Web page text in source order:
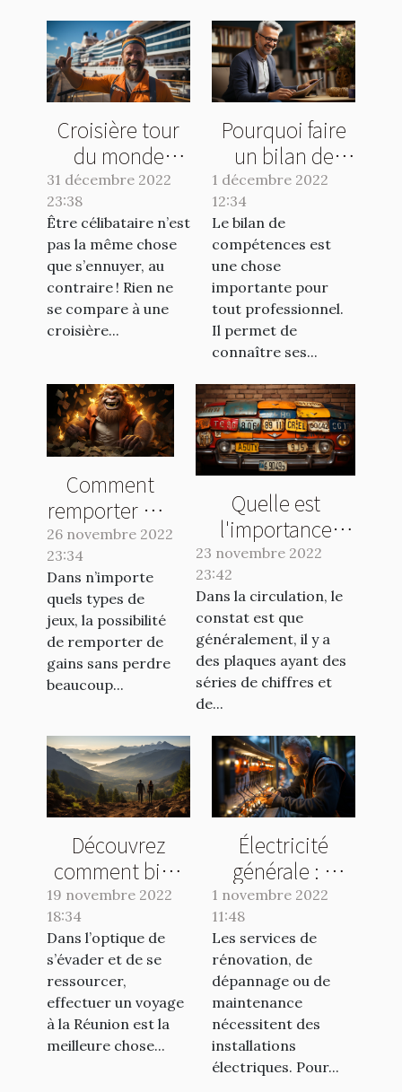
Croisière tour
du monde
célibataire :
pourquoi une
croisière solo ?
31 décembre 2022
23:38
Être célibataire n’est
pas la même chose
que s’ennuyer, au
contraire ! Rien ne
se compare à une
croisière...
Pourquoi faire
un bilan de
compétences ?
1 décembre 2022
12:34
Le bilan de
compétences est
une chose
importante pour
tout professionnel.
Il permet de
connaître ses...
Comment
remporter des
gains en
jouant au
Crash Casino
?
26 novembre 2022
23:34
Dans n’importe
quels types de
jeux, la possibilité
de remporter de
gains sans perdre
beaucoup...
Quelle est
l'importance
d'une plaque
d'immatriculation
?
23 novembre 2022
23:42
Dans la circulation, le
constat est que
généralement, il y a
des plaques ayant des
séries de chiffres et
de...
Découvrez
comment bien
organiser vos
voyages à la
Réunion
19 novembre 2022
18:34
Dans l’optique de
s’évader et de se
ressourcer,
effectuer un voyage
à la Réunion est la
meilleure chose...
Électricité
générale : à
quel spécialiste
s’adresser ?
1 novembre 2022
11:48
Les services de
rénovation, de
dépannage ou de
maintenance
nécessitent des
installations
électriques. Pour...